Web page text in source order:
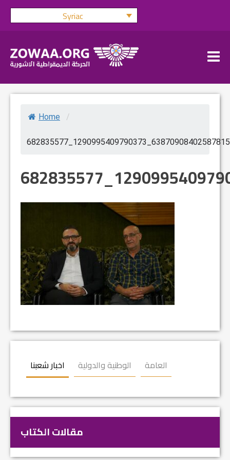
Skip
Syriac
Home /
اخبار شعبنا الوطنية والدولية العامة
مقالات الكتاب